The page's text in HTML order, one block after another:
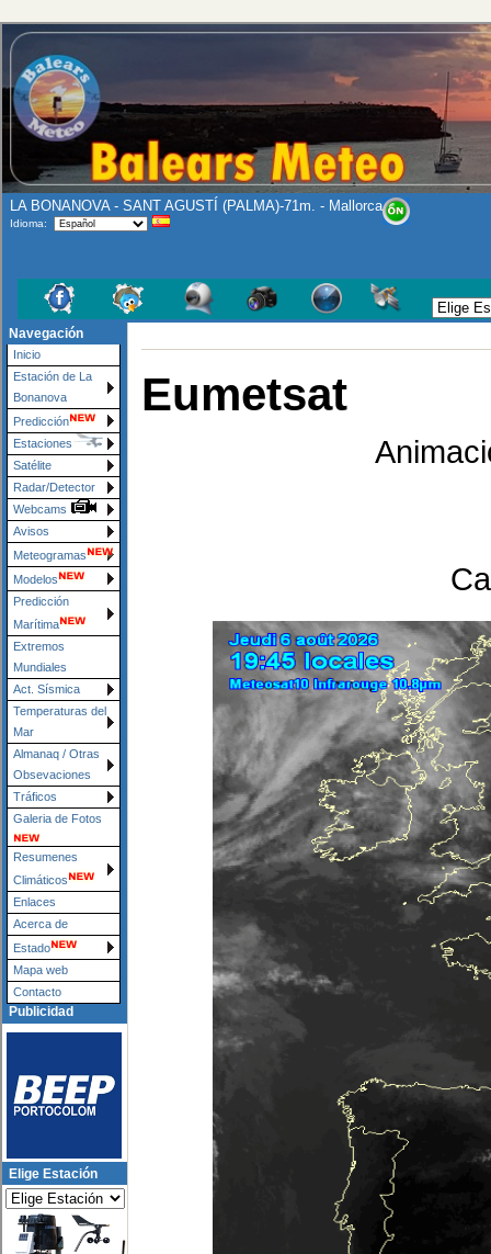
LA BONANOVA - SANT AGUSTÍ (PALMA)-71m. - Mallorca
Idioma:
Navegación
Inicio
Estación de La
Bonanova
Predicción
Estaciones
Satélite
Radar/Detector
Webcams
Avisos
Meteogramas
Modelos
Predicción
Marítima
Extremos
Mundiales
Act. Sísmica
Temperaturas del
Mar
Almanaq / Otras
Obsevaciones
Tráficos
Galeria de Fotos
Resumenes
Climáticos
Enlaces
Acerca de
Estado
Mapa web
Contacto
Publicidad
Elige Estación
Eumetsat